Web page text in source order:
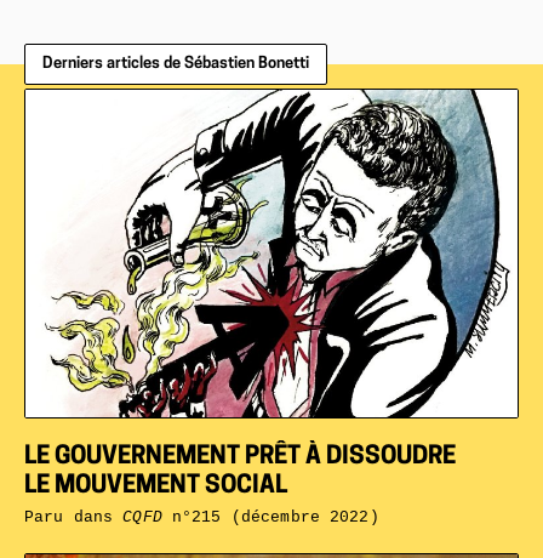
Derniers articles de Sébastien Bonetti
LE GOUVERNEMENT PRÊT À DISSOUDRE
LE MOUVEMENT SOCIAL
Paru dansCQFDn°215 (décembre 2022)